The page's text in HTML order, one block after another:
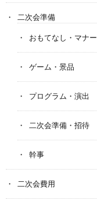
二次会準備
おもてなし・マナー
ゲーム・景品
プログラム・演出
二次会準備・招待
幹事
二次会費用